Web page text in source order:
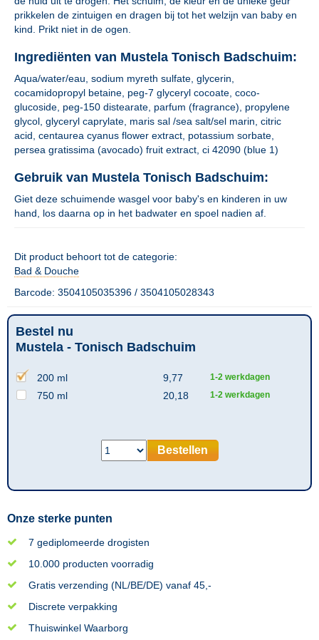
prikkelen de zintuigen en dragen bij tot het welzijn van baby en
kind. Prikt niet in de ogen.
Ingrediënten van Mustela Tonisch Badschuim:
Aqua/water/eau, sodium myreth sulfate, glycerin,
cocamidopropyl betaine, peg-7 glyceryl cocoate, coco-
glucoside, peg-150 distearate, parfum (fragrance), propylene
glycol, glyceryl caprylate, maris sal /sea salt/sel marin, citric
acid, centaurea cyanus flower extract, potassium sorbate,
persea gratissima (avocado) fruit extract, ci 42090 (blue 1)
Gebruik van Mustela Tonisch Badschuim:
Giet deze schuimende wasgel voor baby's en kinderen in uw
hand, los daarna op in het badwater en spoel nadien af.
Dit product behoort tot de categorie:
Bad & Douche
Barcode: 3504105035396 / 3504105028343
Bestel nu
Mustela - Tonisch Badschuim
200 ml 9,77 1-2 werkdagen
750 ml 20,18 1-2 werkdagen
Bestellen
Onze sterke punten
7 gediplomeerde drogisten
10.000 producten voorradig
Gratis verzending (NL/BE/DE) vanaf 45,-
Discrete verpakking
Thuiswinkel Waarborg